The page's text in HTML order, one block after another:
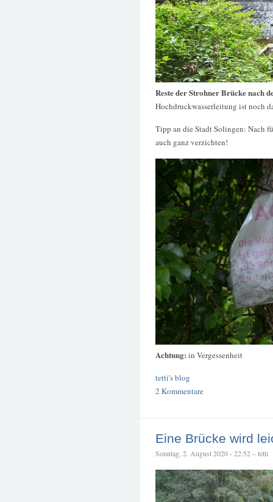
Reste der Strohner Brücke nach
Hochdruckwasserleitung ist noch
Tipp an die Stadt Solingen: Nach
auch ganz verzichten!
Achtung: in Vergessenheit
tetti's blog
2 Kommentare
Eine Brücke wird
Sonntag, 2. August 2020 - 22:52 – tetti